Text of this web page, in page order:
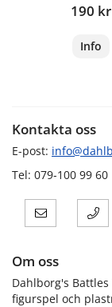
190 kr
Info
Kontakta oss
E-post:
Tel: 079-100 99 60
Om oss
Dahlborg's
figurspel och